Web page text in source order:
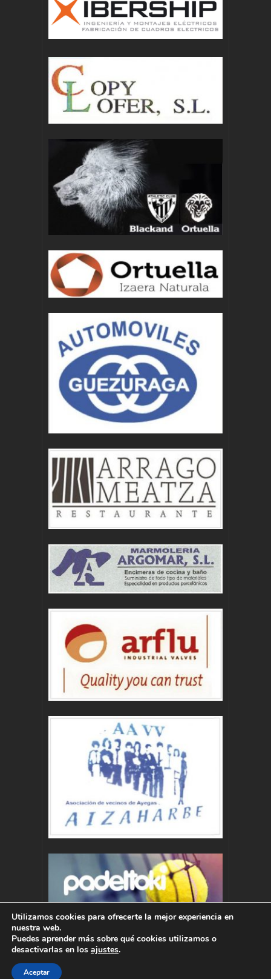
Autor : Pablo Momoitio - pablo@momoitio.com
Utilizamos cookies para ofrecerte la mejor experiencia en
nuestra web.
Puedes aprender más sobre qué cookies utilizamos o
desactivarlas en los ajustes.
Aceptar